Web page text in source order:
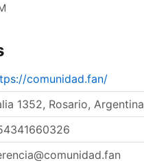
comunidad.fan/
1352, Rosario, Argentina